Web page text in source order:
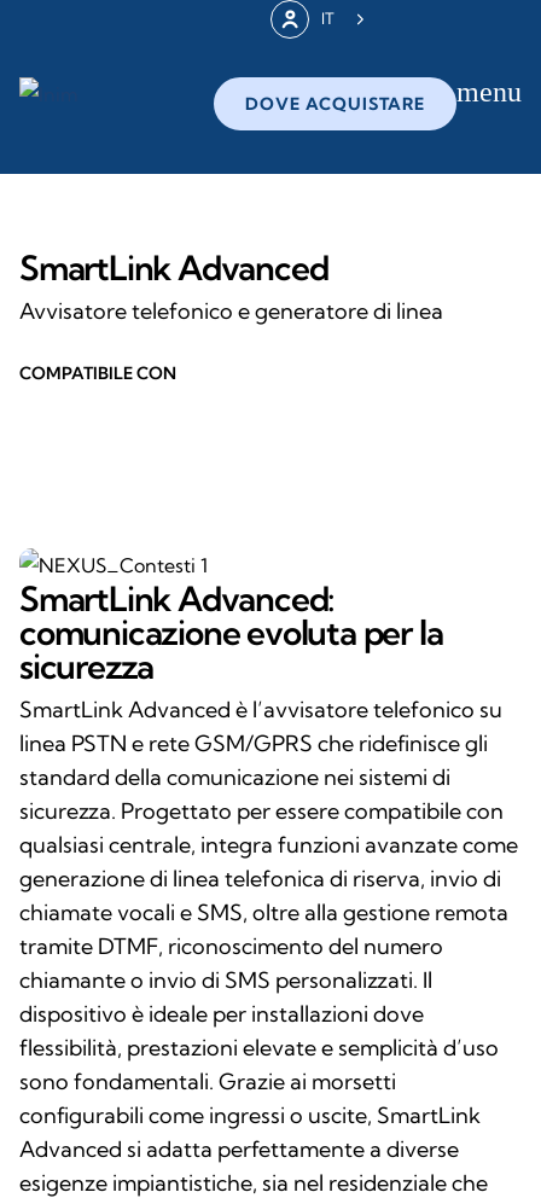
IT
DOVE ACQUISTARE menu
SmartLink Advanced
Avvisatore telefonico e generatore di linea
COMPATIBILE CON
SmartLink Advanced:
comunicazione evoluta per la
sicurezza
SmartLink Advanced è l’avvisatore telefonico su
linea PSTN e rete GSM/GPRS che ridefinisce gli
standard della comunicazione nei sistemi di
sicurezza. Progettato per essere compatibile con
qualsiasi centrale, integra funzioni avanzate come
generazione di linea telefonica di riserva, invio di
chiamate vocali e SMS, oltre alla gestione remota
tramite DTMF, riconoscimento del numero
chiamante o invio di SMS personalizzati. Il
dispositivo è ideale per installazioni dove
flessibilità, prestazioni elevate e semplicità d’uso
sono fondamentali. Grazie ai morsetti
configurabili come ingressi o uscite, SmartLink
Advanced si adatta perfettamente a diverse
esigenze impiantistiche, sia nel residenziale che